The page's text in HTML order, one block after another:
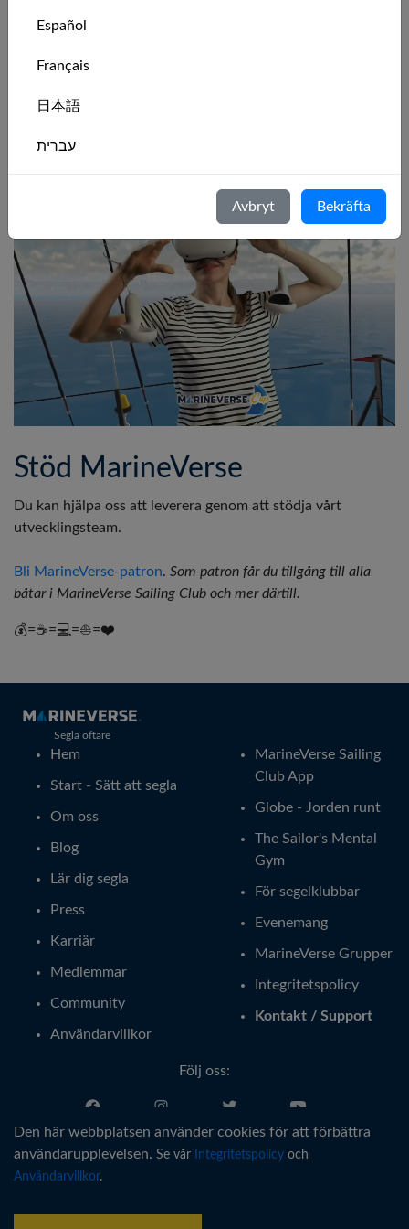
för att ge feedback, ställa frågor och chatta med
utvecklarna.
Intresserad av VR-kajakpaddling?
Stöd MarineVerse
Du kan hjälpa oss att leverera genom att stödja vårt
utvecklingsteam.
Bli MarineVerse-patron. Som patron får du tillgång till alla
båtar i MarineVerse Sailing Club och mer därtill.
💰=☕=💻=⛵=❤️
Segla oftare
Hem
Start - Sätt att segla
Om oss
Blog
Lär dig segla
Press
Karriär
Medlemmar
Community
Användarvillkor
MarineVerse Sailing
Club App
Globe - Jorden runt
The Sailor's Mental
Gym
För segelklubbar
Evenemang
MarineVerse Grupper
Integritetspolicy
Kontakt / Support
Följ oss:
Svenska
Den här webbplatsen använder cookies för att förbättra
användarupplevelsen. Se vår Integritetspolicy och
Användarvillkor.
Español
Français
日本語
עברית
Português
Svenska
Avbryt Bekräfta